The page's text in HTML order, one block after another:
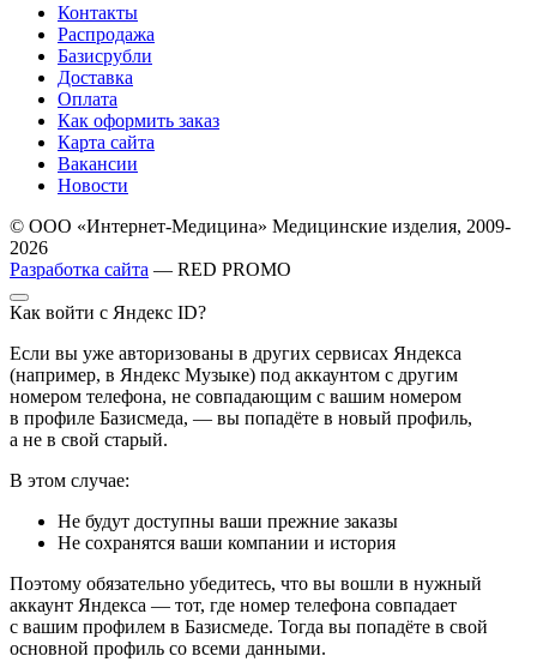
Контакты
Распродажа
Базисрубли
Доставка
Оплата
Как оформить заказ
Карта сайта
Вакансии
Новости
© ООО «Интернет-Медицина» Медицинские изделия, 2009-
2026
Разработка сайта — RED PROMO
Как войти с Яндекс ID?
Если вы уже авторизованы в других сервисах Яндекса
(например, в Яндекс Музыке) под аккаунтом с другим
номером телефона, не совпадающим с вашим номером
в профиле Базисмеда, — вы попадёте в новый профиль,
а не в свой старый.
В этом случае:
Не будут доступны ваши прежние заказы
Не сохранятся ваши компании и история
Поэтому обязательно убедитесь, что вы вошли в нужный
аккаунт Яндекса — тот, где номер телефона совпадает
с вашим профилем в Базисмеде. Тогда вы попадёте в свой
основной профиль со всеми данными.